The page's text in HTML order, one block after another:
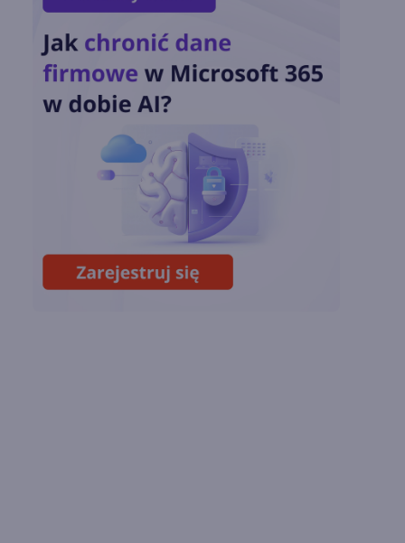
OpenAI zapowiada
model Astra.
Rozwiązał 10 starych
problemów
matematycznych
w Microsoft Teams.
Zmiany z lipca 2026 r.
Lista zmian w
Microsoft 365 Copilot.
Podsumowanie lipca
2026